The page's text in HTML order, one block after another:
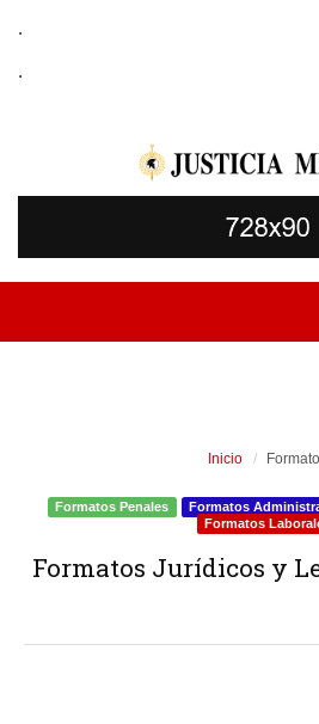
.
.
Inicio
Formatos Penales Formatos
Formatos
Formatos Jurídicos y